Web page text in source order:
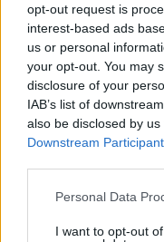
opt-out request is
interest-based ads
us or personal
your opt-out. You may
disclosure of your
IAB’s list of
also be disclosed by
Downstream
Please note that this
not limited to your visit
Personal Data
I want to opt-out
ΤΑ ΠΙΟ